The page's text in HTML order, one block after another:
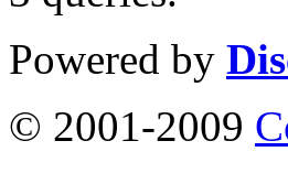
Powered by
© 2001-2009